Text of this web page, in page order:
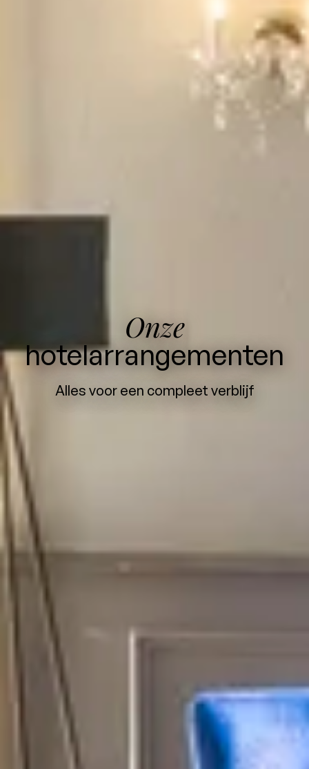
Onze
hotelarrangementen
Alles voor een compleet verblijf